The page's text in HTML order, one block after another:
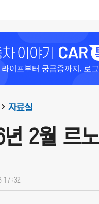
이프부터 궁금증까지, 로
자료실
년 2월 르
17:32